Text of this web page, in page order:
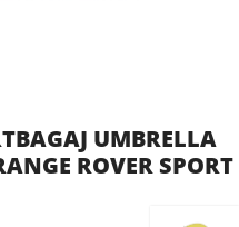
UMBRELLA
ROVER SPORT